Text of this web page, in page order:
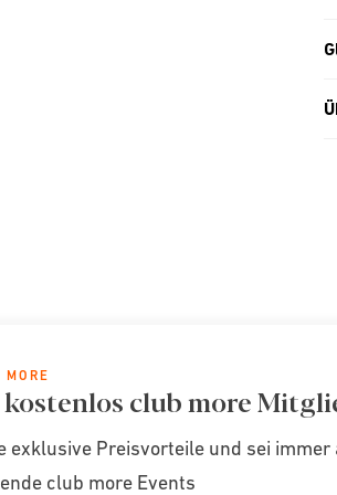
club more
exklusive Preisvorteile und sei
club more Events